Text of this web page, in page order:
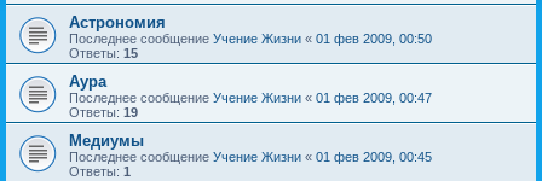
Астрономия
Последнее сообщение Учение Жизни « 01 фев 2009, 00:50
Ответы: 15
Аура
Последнее сообщение Учение Жизни « 01 фев 2009, 00:47
Ответы: 19
Медиумы
Последнее сообщение Учение Жизни « 01 фев 2009, 00:45
Ответы: 1